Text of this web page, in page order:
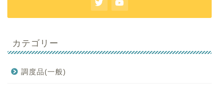
カテゴリー
調度品(一般)